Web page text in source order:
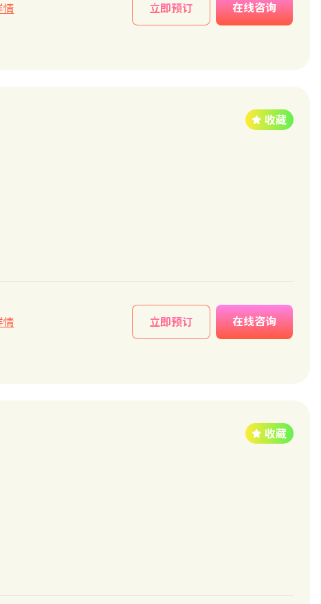
情 立即预订 在线咨询
情 立即预订 在线咨询